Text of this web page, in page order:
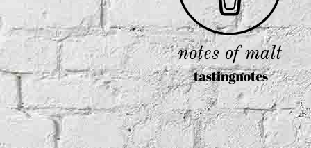
Yellowstone